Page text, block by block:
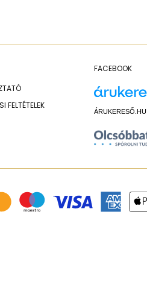
FELTÉTELEK
FACEBOOK
ÁRUKERESŐ.HU